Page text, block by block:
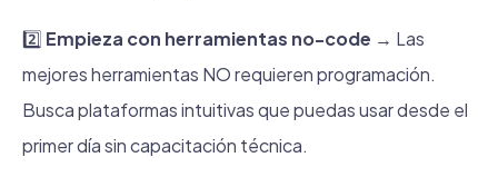
2️⃣ Empieza con herramientas no-code → Las
mejores herramientas NO requieren programación.
Busca plataformas intuitivas que puedas usar desde el
primer día sin capacitación técnica.